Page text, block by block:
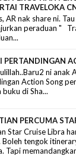
TRAVELOKA
AR nak share ni.
peraduan "
PERTANDINGAN
ni anak
Action Song
buku di Sha...
PERCUMA
Star Cruise Libra
Boleh tengok
Tapi